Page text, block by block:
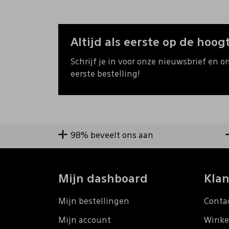
Altijd als eerste op de
Schrijf je in voor onze nieuwsbrief en
eerste bestelling!
98% beveelt ons aan
Mijn dashboard
Mijn bestellingen
Mijn account